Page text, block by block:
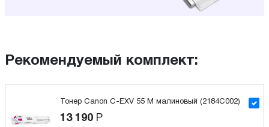
Рекомендуемый комплект:
Тонер Canon C-EXV 55 M малиновый (2184C002)
13 190 Р